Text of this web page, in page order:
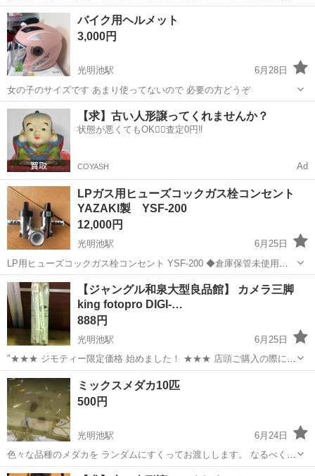
たので開封はしましたが未使用です
大阪 和泉市 光明池駅 その他
バイク用ヘルメット
3,000円
光明池駅
6月28日
女の子のサイズです あまり使ってないので 必要の方どうぞ
大阪 堺市 光明池駅 その他
【求】古い人形譲ってくれませんか？
状態が悪くてもOK🙆‍♀️査定0円‼️
COYASH Ad
LPガス用ヒューズコックガス栓コンセント
YAZAKI製 YSF-200
12,000円
光明池駅
6月25日
LP用ヒューズコックガス栓コンセント YSF-200 ◆倉庫保管未使用品
◆やざき製品・YSF・ 2口タイプ ◆10個があります，¥ 12000円 ◆外
箱のヨゴレ、痛みがあります。 ＊倉庫保管品ですので､現状品として
出品させ...
大阪 堺市 光明池駅 その他 ガス栓
【ジャングル和泉大型良品館】 カメラ三脚
king fotopro DIGI-…
888円
光明池駅
6月25日
"★★★ ジモティー限定価格 始めました！ ★★★ 店頭ご購入の際に
「ジモティーを見た」と言っていただくと、 ジモティー限定価格(店頭
価格より3%OFF)でのご購入が可能です。 サカイ引越センターグルー
プの...
大阪 和泉市 光明池駅 その他
ミックスメダカ10匹
500円
光明池駅
6月24日
色々な品種のメダカを ランダムにすくってお渡しします。 なるべくカ
ルフルになるように 調整はします。 サイズは若魚から成魚となりま
大阪 和泉市 光明池駅 その他 メダカ